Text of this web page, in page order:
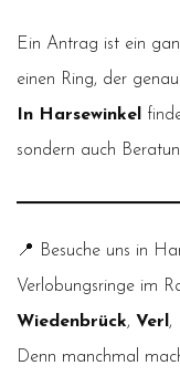
Ein Antrag ist ein
einen Ring, der
In Harsewinkel
sondern auch
📍 Besuche uns in
Verlobungsringe im
Wiedenbrück, Verl ,
Denn manchmal